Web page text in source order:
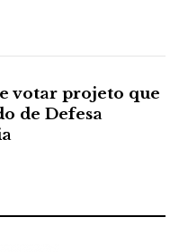
votar projeto que
de Defesa